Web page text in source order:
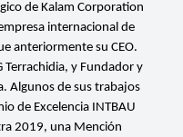
de Kalam Corporation
internacional de
anteriormente su CEO.
Terrachidia, y Fundador y
Algunos de sus trabajos
de Excelencia INTBAU
2019, una Mención